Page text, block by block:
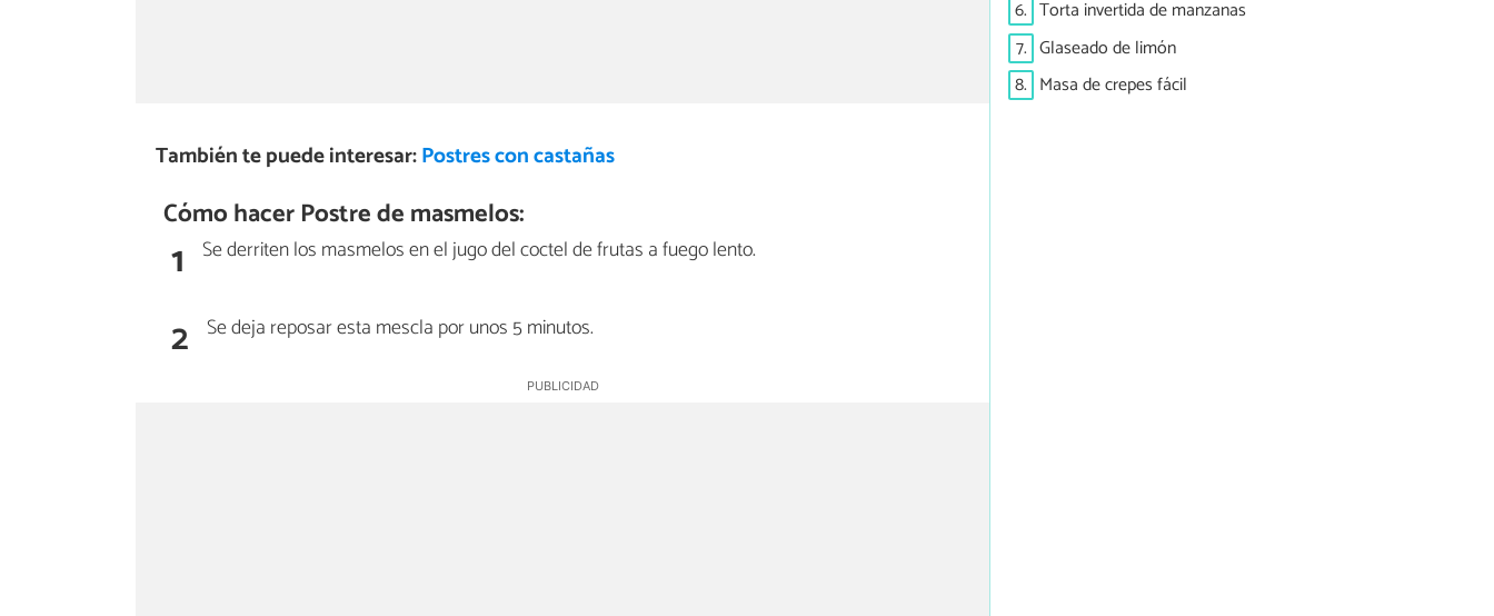
También te puede interesar:Postres con castañas
Cómo hacer Postre de masmelos:
1 Se derriten los masmelos en el jugo del coctel de frutas a fuego lento.
2 Se deja reposar esta mescla por unos 5 minutos.
6. Torta invertida de manzanas
7. Glaseado de limón
8. Masa de crepes fácil